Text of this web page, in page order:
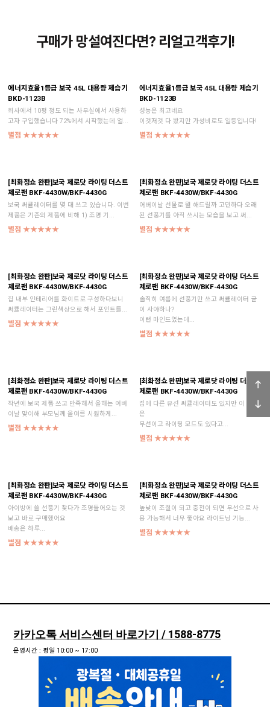
구매가 망설여진다면? 리얼고객후기!
에너지효율1등급 보국 45L 대용량 제습기
BKD-1123B
회사에서 10평 정도 되는 사무실에서 사용하
고자 구입했습니다 72%에서 시작했는데 얼...
별점 ★★★★★
에너지효율1등급 보국 45L 대용량 제습기
BKD-1123B
성능은 최고네요
이것저것 다 봤지만 가성비로도 일등입니다!
별점 ★★★★★
[최화정쇼 완판]보국 제로닷 라이팅 더스트
제로팬 BKF-4430W/BKF-4430G
보국 써큘레이터를 몇 대 쓰고 있습니다. 이번
제품은 기존의 제품에 비해 1) 조명 기...
별점 ★★★★★
[최화정쇼 완판]보국 제로닷 라이팅 더스트
제로팬 BKF-4430W/BKF-4430G
어버이날 선물로 뭘 해드릴까 고민하다 오래
된 선풍기를 아직 쓰시는 모습을 보고 써...
별점 ★★★★★
[최화정쇼 완판]보국 제로닷 라이팅 더스트
제로팬 BKF-4430W/BKF-4430G
집 내부 인테리어를 화이트로 구성하다보니
써큘레이터는 그린색상으로 해서 포인트를...
별점 ★★★★★
[최화정쇼 완판]보국 제로닷 라이팅 더스트
제로팬 BKF-4430W/BKF-4430G
솔직히 여름에 선풍기만 쓰고 써큘레이터 굳
이 사야하나?
이런 마인드였는데...
별점 ★★★★★
[최화정쇼 완판]보국 제로닷 라이팅 더스트
제로팬 BKF-4430W/BKF-4430G
작년에 보국 제품 쓰고 만족해서 올해는 어버
이날 맞이해 부모님께 올여름 시원하게...
별점 ★★★★★
[최화정쇼 완판]보국 제로닷 라이팅 더스트
제로팬 BKF-4430W/BKF-4430G
집에 다른 유선 써큘레이터도 있지만 이 제품
은
무선이고 라이팅 모드도 있다고...
별점 ★★★★★
[최화정쇼 완판]보국 제로닷 라이팅 더스트
제로팬 BKF-4430W/BKF-4430G
아이방에 쓸 선풍기 찾다가 조명들어오는 것
보고 바로 구매했어요
배송은 하루...
별점 ★★★★★
[최화정쇼 완판]보국 제로닷 라이팅 더스트
제로팬 BKF-4430W/BKF-4430G
높낮이 조절이 되고 충전이 되면 무선으로 사
용 가능해서 너무 좋아요 라이트닝 기능...
별점 ★★★★★
카카오톡 서비스센터 바로가기 / 1588-8775
운영시간 : 평일 10:00 ~ 17:00
빠른 부품구매 주소 바로가기